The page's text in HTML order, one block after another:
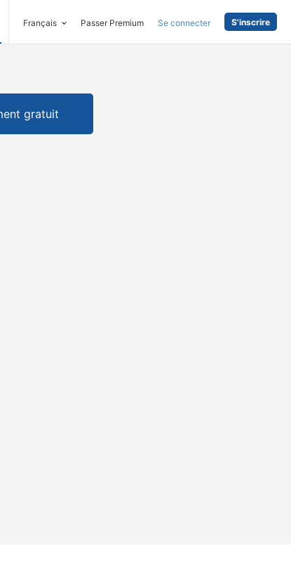
Français Passer Premium Se connecter S'inscrire
gratuit